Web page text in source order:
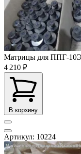
Матрицы для ППГ-
4 210 ₽
В корзину
Артикул: 10224